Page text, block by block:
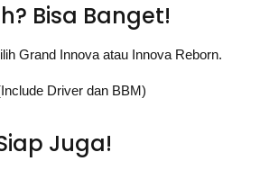
Bisa Banget!
Grand Innova atau Innova Reborn.
Driver dan BBM)
Juga!